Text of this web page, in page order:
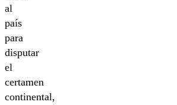
al
país
para
disputar
el
certamen
continental,